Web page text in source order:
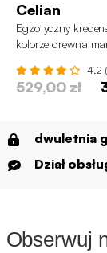
Celian
Egzotyczny
kolorze drewna
4.2
529,00 zł
dwuletnia
Dział
Obserwuj